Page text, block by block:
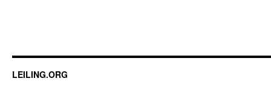
LEILING.ORG